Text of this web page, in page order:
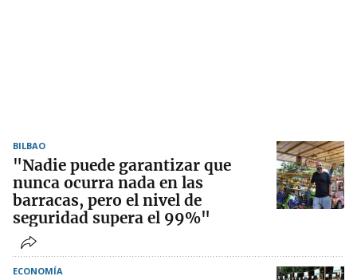
BILBAO
"Nadie puede garantizar que
nunca ocurra nada en las
barracas, pero el nivel de
seguridad supera el 99%"
ECONOMÍA